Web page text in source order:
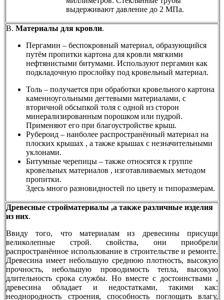
выдерживают давление до 2 МПа.
В. Материалы для кровли.
Пергамин – беспокровный материал, образующийся
путём пропитки картона для кровли мягкими
нефтянистыми битумами. Используют пергамин как
подкладочную прослойку под кровельный материал.
Толь – получается при обработки кровельного картона
каменноугольными дегтевыми материалами, с
вторичной обсыпкой толя с одной из сторон
минерализированным порошком или пудрой.
Применяют его при благоустройстве крыш.
Рубероид – наиболее распространённый материал на
плоских крышах , а также крышах с незначительными
уклонами.
Битумные черепицы – также относятся к группе
кровельных материалов , изготавливаемых методом
пропитки.
Здесь много разновидностей по цвету и типоразмерам.
Древесные стройматериалы ,а также различные изделия
из них.
Ввиду того, что материалам из древесины присущи
великолепные строй. свойства, они приобрели
распространённое использование в строительстве и ремонте.
Древесина имеет небольшую среднюю плотность, высокую
прочность, небольшую проводимость тепла, высокую
длительность срока службы. Но вместе с достоинствами ,
древесина обладает и недостатками, такими как:
неоднородность строения, способность поглощать влагу,